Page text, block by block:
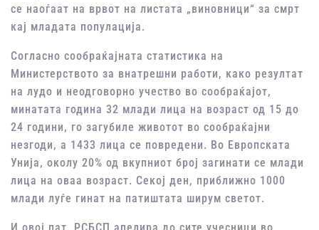
се наоѓаат на врвот на листата „виновници“ за смрт
кај младата популација.
Согласно сообраќајната статистика на
Министерството за внатрешни работи, како резултат
на лудо и неодговорно учество во сообраќајот,
минатата година 32 млади лица на возраст од 15 до
24 години, го загубиле животот во сообраќајни
незгоди, а 1433 лица се повредени. Во Европската
Унија, околу 20% од вкупниот број загинати се млади
лица на оваа возраст. Секој ден, приближно 1000
млади луѓе гинат на патиштата ширум светот.